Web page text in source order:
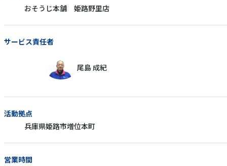
おそうじ本舗 姫路野里店
サービス責任者
尾島 成紀
活動拠点
兵庫県姫路市増位本町
営業時間